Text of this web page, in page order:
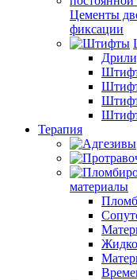
Цементы
фиксации
Терапия
материалы